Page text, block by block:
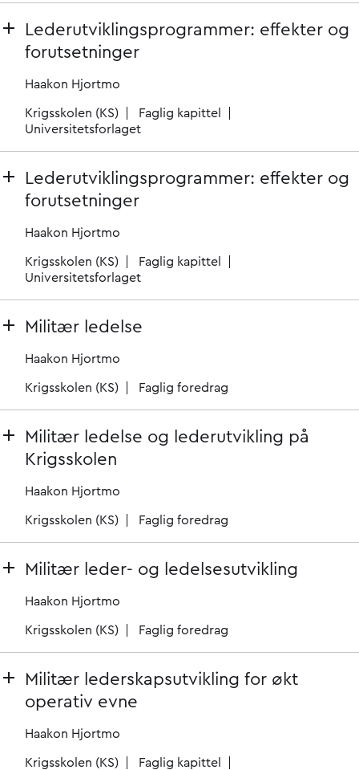
Lederutviklingsprogrammer: effekter og
forutsetninger
Haakon Hjortmo
Krigsskolen (KS)
Faglig kapittel
Universitetsforlaget
Lederutviklingsprogrammer: effekter og
forutsetninger
Haakon Hjortmo
Krigsskolen (KS)
Faglig kapittel
Universitetsforlaget
Militær ledelse
Haakon Hjortmo
Krigsskolen (KS) Faglig foredrag
Militær ledelse og lederutvikling på
Krigsskolen
Haakon Hjortmo
Krigsskolen (KS) Faglig foredrag
Militær leder- og ledelsesutvikling
Haakon Hjortmo
Krigsskolen (KS) Faglig foredrag
Militær lederskapsutvikling for økt
operativ evne
Haakon Hjortmo
Krigsskolen (KS)
Faglig kapittel